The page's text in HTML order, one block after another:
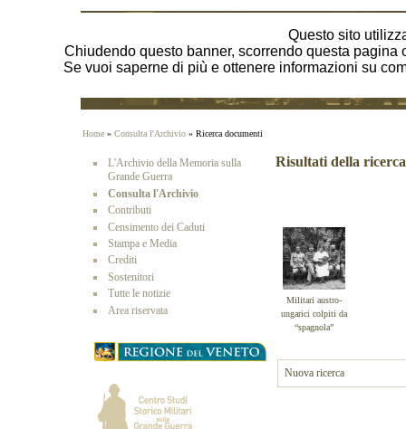
Questo sito
Chiudendo questo banner, scorrendo questa
Se vuoi saperne di più e ottenere informazioni su
Home » Consulta l'Archivio » Ricerca documenti
L'Archivio della Memoria sulla
Grande Guerra
Consulta l'Archivio
Contributi
Censimento dei Caduti
Stampa e Media
Crediti
Sostenitori
Tutte le notizie
Area riservata
Risultati della ricerca
Militari austro-
ungarici colpiti da
“spagnola”
Nuova ricerca